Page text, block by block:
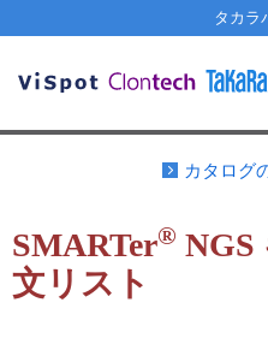
タカラ
機能解析・サイレンシング
PCR・等温増幅
リアルタイムPCR（qPCR）
その他 ライセンスに関するご
遺伝子組換え生物該当製品
研究支援ツール
Cut-Site Navigator 制限酵素切断サ
In-Fusion Cloning プライマー
抗体検索サイト
リアルタイムPCR
お問
カタログ
SMARTer® NGS
文リスト